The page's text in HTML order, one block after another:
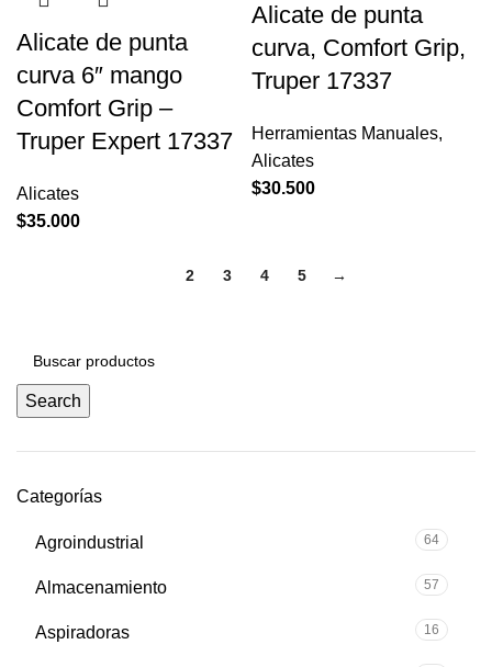
Search
Categorías
Agroindustrial 64
Almacenamiento 57
Aspiradoras 16
Alicate de punta
curva 6″ mango
Comfort Grip –
Truper Expert 17337
Alicates
$35.000
Alicate de punta
curva, Comfort Grip,
Truper 17337
Herramientas Manuales,
Alicates
$30.500
2 3 4 5 →